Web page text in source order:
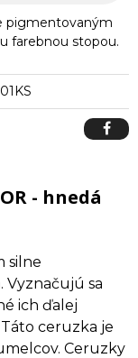
pigmentovaným
farebnou stopou.
- hnedá
silne
Vyznačujú sa
ich ďalej
ceruzka je
Ceruzky